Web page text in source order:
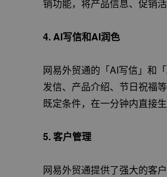
销功能，将产品信息、促销
4.AI写信和AI润色
网易外贸通的「AI写信」和
发信、产品介绍、节日祝福
既定条件，在一分钟内直接
5.客户管理
网易外贸通提供了强大的客